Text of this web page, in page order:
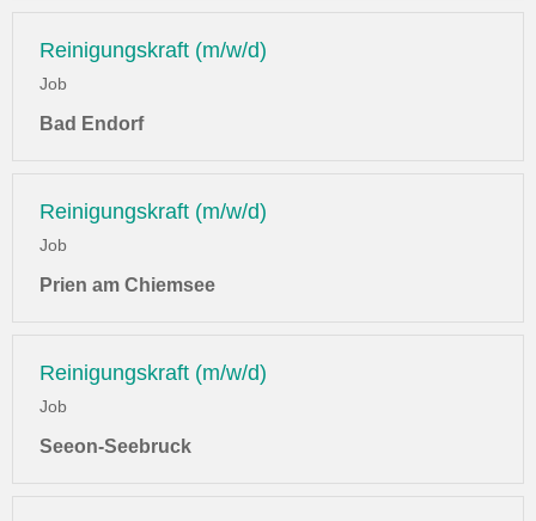
Reinigungskraft (m/w/d)
Job
Bad Endorf
Reinigungskraft (m/w/d)
Job
Prien am Chiemsee
Reinigungskraft (m/w/d)
Job
Seeon-Seebruck